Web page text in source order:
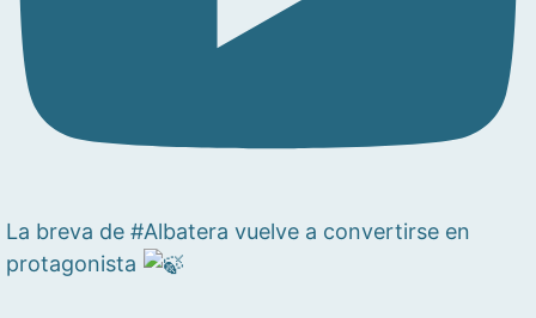
La breva de #Albatera vuelve a convertirse en
protagonista